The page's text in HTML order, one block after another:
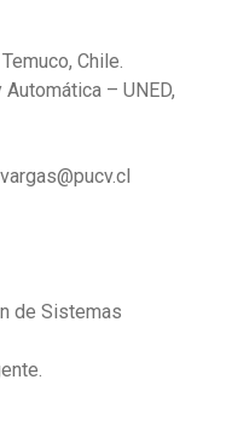
Chile.
– UNED,
de Sistemas